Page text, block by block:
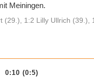
Meiningen.
1:2 Lilly Ullrich
0:10 (0:5)